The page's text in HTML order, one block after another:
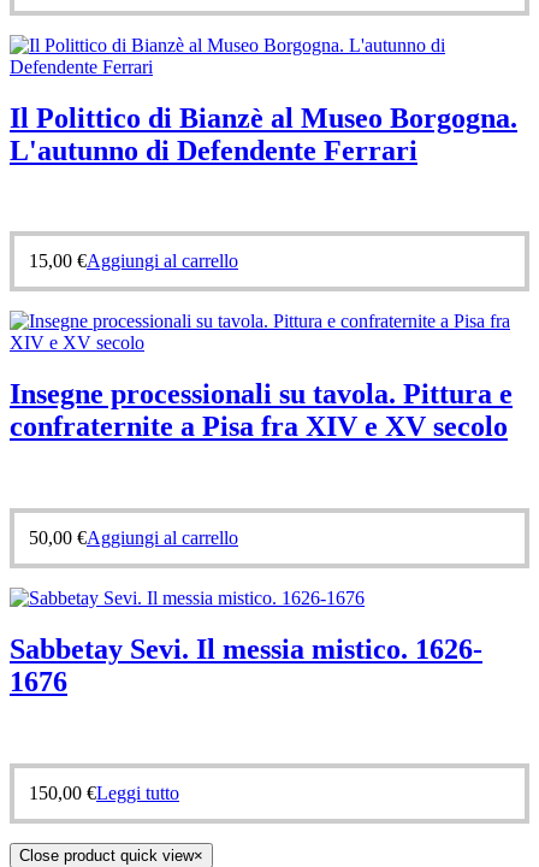
Il Polittico di Bianzè al Museo Borgogna.
L'autunno di Defendente Ferrari
15,00 €Aggiungi al carrello
Insegne processionali su tavola. Pittura e
confraternite a Pisa fra XIV e XV secolo
50,00 €Aggiungi al carrello
Sabbetay Sevi. Il messia mistico. 1626-
1676
150,00 €Leggi tutto
Close product quick view×